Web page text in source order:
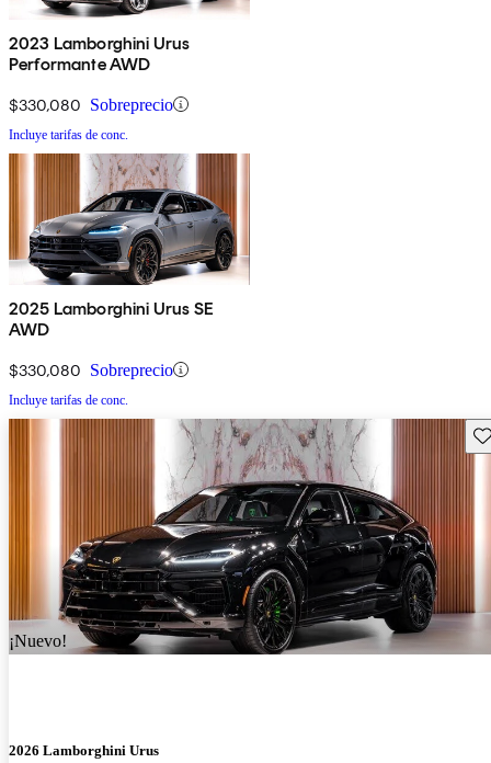
2023 Lamborghini Urus
Performante AWD
$330,080 Sobreprecio
Incluye tarifas de conc.
2025 Lamborghini Urus SE
AWD
$330,080 Sobreprecio
Incluye tarifas de conc.
¡Nuevo!
2026 Lamborghini Urus